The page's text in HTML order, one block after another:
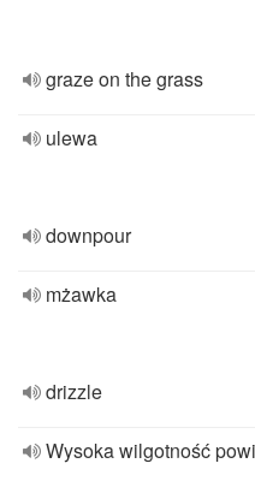
graze on the grass
ulewa
downpour
mżawka
drizzle
Wysoka wilgotność